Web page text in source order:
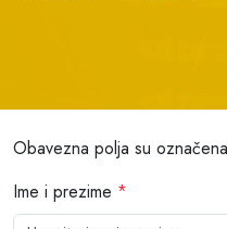
Obavezna polja su označena
Ime i prezime *